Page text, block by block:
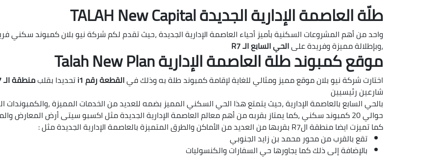
طلّة العاصمة الإدارية الجديدة TALAH New Capital
واحد من أهم المشروعات السكنية بأميز أحياء العاصمة الإدارية الجديدة ،حيث تقدم لكم شركة نيو بلان كمبوند سكني
،وبإطلالة مميزة وفريدة علىالحي السابع الـ R7
موقع كمبوند طلة العاصمة الإدارية Talah New Plan
اختارت شركة نيو بلان موقع مميز ومثالي للغاية لإقامة كمبوند طلة به وذلك فيالقطعة رقم i1 تحديدا بقلبمنطقة الـ R7
شارعين رئيسيين
حوالي 20 كمبوند سكني ،كما يمتاز بقربه من أهم معالم العاصمة الإدارية الجديدة مثل اكسبو سيتى أرض المعارض والمؤتمرات الدولية
كما تميزت ايضا منطقة الR7 بقربها من العديد من الأماكن والطرق المتميزة بالعاصمة الإدارية الجديدة مثل :
تقع بالقرب من محور محمد بن زايد الجنوبي
بالإضافة إلى ذلك كما يجاورها حي السفارات والكنسوليات